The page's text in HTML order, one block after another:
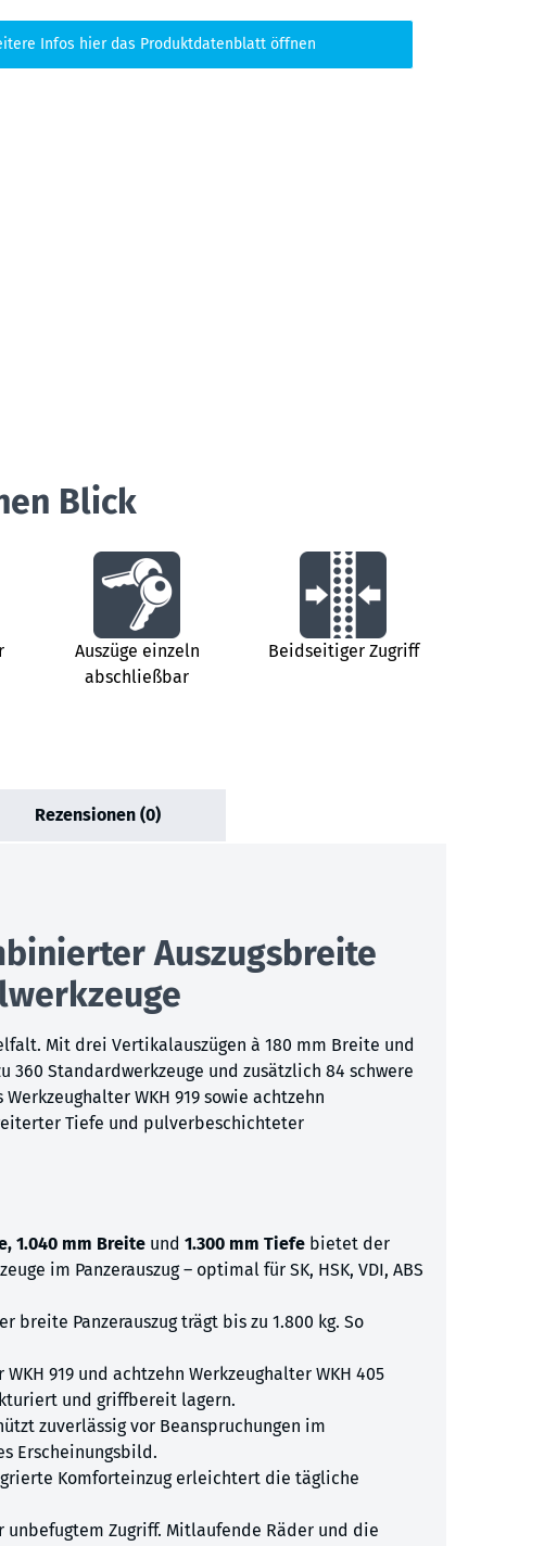
Infos hier das Produktdatenblatt öffnen
Blick
Auszüge einzeln
abschließbar
Beidseitiger Zugriff
Rezensionen (0)
Auszugsbreite
Mit drei Vertikalauszügen à 180 mm Breite und
360 Standardwerkzeuge und zusätzlich 84 schwere
WKH 919 sowie achtzehn
Tiefe und pulverbeschichteter
1.040 mm Breite und 1.300 mm Tiefe bietet der
im Panzerauszug – optimal für SK, HSK, VDI, ABS
breite Panzerauszug trägt bis zu 1.800 kg. So
919 und achtzehn Werkzeughalter WKH 405
und griffbereit lagern.
zuverlässig vor Beanspruchungen im
Erscheinungsbild.
Komforteinzug erleichtert die tägliche
Zugriff. Mitlaufende Räder und die